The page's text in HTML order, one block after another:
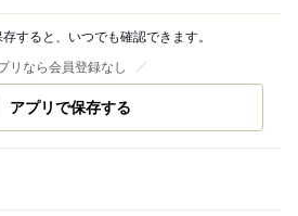
すると、いつでも確認できます。
リなら会員登録なし
アプリで保存する